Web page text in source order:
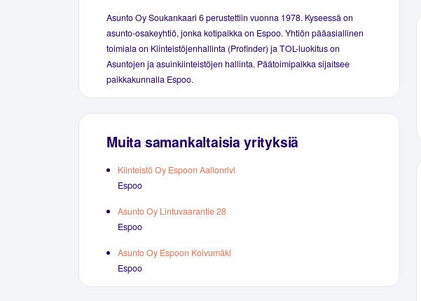
Asunto Oy Soukankaari 6 perustettiin vuonna 1978. Kyseessä on
asunto-osakeyhtiö, jonka kotipaikka on Espoo. Yhtiön pääasiallinen
toimiala on Kiinteistöjenhallinta (Profinder) ja TOL-luokitus on
Asuntojen ja asuinkiinteistöjen hallinta. Päätoimipaikka sijaitsee
paikkakunnalla Espoo.
Muita samankaltaisia yrityksiä
Kiinteistö Oy Espoon Aallonrivi
Espoo
Asunto Oy Lintuvaarantie 28
Espoo
Asunto Oy Espoon Koivumäki
Espoo